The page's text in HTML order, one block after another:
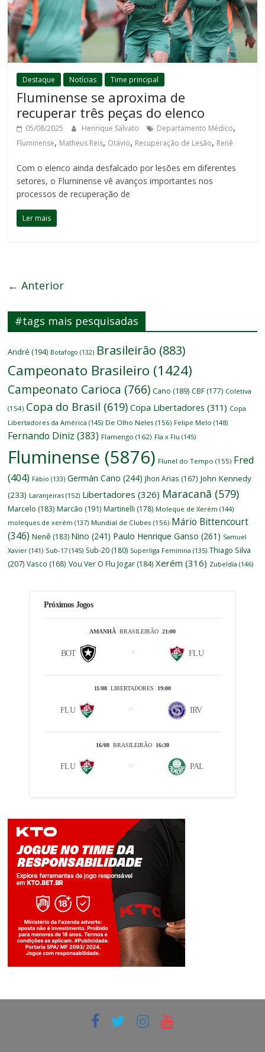
Destaque Notícias Time principal
Fluminense se aproxima de
recuperar três peças do elenco
05/08/2025 Henrique Salvato Departamento Médico,
Fluminense, Matheus Reis, Otávio, Recuperação de Lesão, Renê
Com o elenco ainda desfalcado por lesões em diferentes
setores, o Fluminense vê avanços importantes nos
processos de recuperação de
Ler mais
← Anterior
#tags mais pesquisadas
André (194) Botafogo (132) Brasileirão (883)
Campeonato Brasileiro (1424)
Campeonato Carioca (766) Cano (189) CBF (177) Coletiva
(154) Copa do Brasil (619) Copa Libertadores (311) Copa
Libertadores da América (145) De Olho Neles (156) Felipe Melo (148)
Fernando Diniz (383) Flamengo (162) Fla x Flu (145)
Fluminense (5876) Flunel do Tempo (155) Fred
(404) Fábio (133) Germán Cano (244) Jhon Arias (167) John Kennedy
(233) Laranjeiras (152) Libertadores (326) Maracanã (579)
Marcelo (183) Marcão (191) Martinelli (178) Moleque de Xerém (144)
moleques de xerém (137) Mundial de Clubes (156) Mário Bittencourt
(346) Nenê (183) Nino (241) Paulo Henrique Ganso (261) Samuel
Xavier (141) Sub-17 (145) Sub-20 (180) Superliga Feminina (135) Thiago Silva
(207) Vasco (168) Vou Ver O Flu Jogar (184) Xerém (316) Zubeldía (146)
Próximos Jogos
AMANHÃBRASILEIRÃO 21:00
BOT FLU
11/08LIBERTADORES 19:00
FLU IRV
16/08BRASILEIRÃO 16:30
FLU PAL